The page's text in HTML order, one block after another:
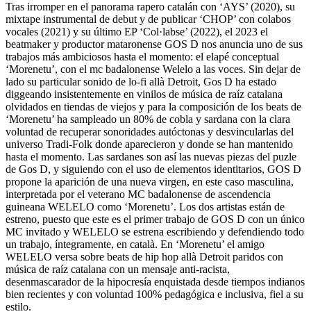
Tras irromper en el panorama rapero catalán con ‘AYS’ (2020), su
mixtape instrumental de debut y de publicar ‘CHOP’ con colabos
vocales (2021) y su último EP ‘Col·labse’ (2022), el 2023 el
beatmaker y productor mataronense GOS D nos anuncia uno de sus
trabajos más ambiciosos hasta el momento: el elapé conceptual
‘Morenetu’, con el mc badalonense Welelo a las voces. Sin dejar de
lado su particular sonido de lo-fi allà Detroit, Gos D ha estado
diggeando insistentemente en vinilos de música de raíz catalana
olvidados en tiendas de viejos y para la composición de los beats de
‘Morenetu’ ha sampleado un 80% de cobla y sardana con la clara
voluntad de recuperar sonoridades autóctonas y desvincularlas del
universo Tradi-Folk donde aparecieron y donde se han mantenido
hasta el momento. Las sardanes son así las nuevas piezas del puzle
de Gos D, y siguiendo con el uso de elementos identitarios, GOS D
propone la aparición de una nueva virgen, en este caso masculina,
interpretada por el veterano MC badalonense de ascendencia
guineana WELELO como ‘Morenetu’. Los dos artistas están de
estreno, puesto que este es el primer trabajo de GOS D con un único
MC invitado y WELELO se estrena escribiendo y defendiendo todo
un trabajo, íntegramente, en català. En ‘Morenetu’ el amigo
WELELO versa sobre beats de hip hop allà Detroit paridos con
música de raíz catalana con un mensaje anti-racista,
desenmascarador de la hipocresía enquistada desde tiempos indianos
bien recientes y con voluntad 100% pedagógica e inclusiva, fiel a su
estilo.